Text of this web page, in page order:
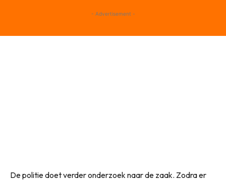
- Advertisement -
De politie doet verder onderzoek naar de zaak. Zodra er